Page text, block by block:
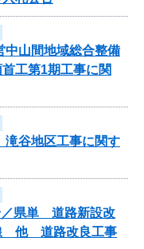
山間地域総合整備
工第1期工事に関
谷地区工事に関す
／県単 道路新設改
他 道路改良工事